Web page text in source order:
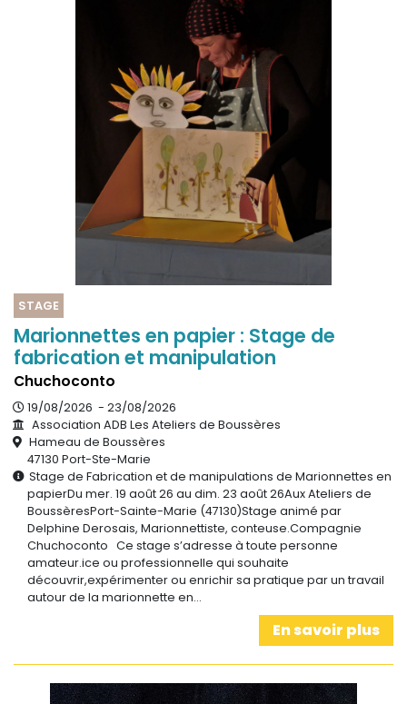
STAGE
Marionnettes en papier : Stage de
fabrication et manipulation
Chuchoconto
19/08/2026 - 23/08/2026
Association ADB Les Ateliers de Boussères
Hameau de Boussères
47130 Port-Ste-Marie
Stage de Fabrication et de manipulations de Marionnettes en
papierDu mer. 19 août 26 au dim. 23 août 26Aux Ateliers de
BoussèresPort-Sainte-Marie (47130)Stage animé par
Delphine Derosais, Marionnettiste, conteuse.Compagnie
Chuchoconto Ce stage s’adresse à toute personne
amateur.ice ou professionnelle qui souhaite
découvrir,expérimenter ou enrichir sa pratique par un travail
autour de la marionnette en…
En savoir plus